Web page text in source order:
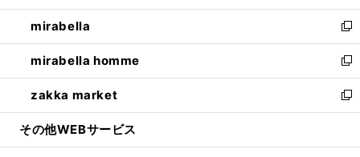
開
く
ウ
で
開
く
ン
ド
ウ
で
開
く
ウ
ィ
ン
ド
ウ
で
開
し
い
ウ
ィ
ン
ド
ウ
開
mirabella
新
し
い
ウ
ィ
ン
ウ
mirabella homme
新
し
い
ウ
ン
zakka market
新
し
ウ
その他WEBサービス